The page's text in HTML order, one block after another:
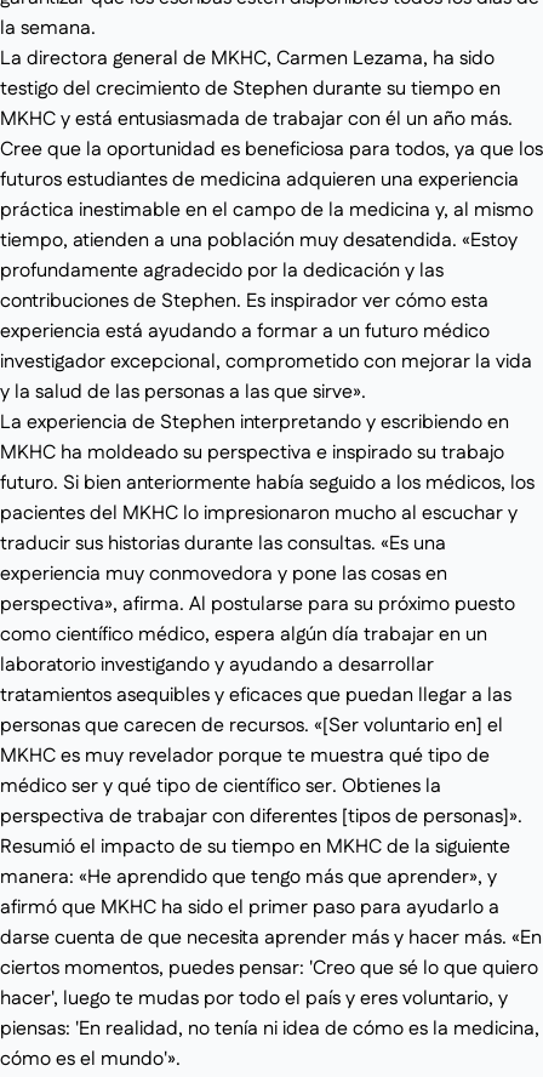
la semana.
La directora general de MKHC, Carmen Lezama, ha sido
testigo del crecimiento de Stephen durante su tiempo en
MKHC y está entusiasmada de trabajar con él un año más.
Cree que la oportunidad es beneficiosa para todos, ya que los
futuros estudiantes de medicina adquieren una experiencia
práctica inestimable en el campo de la medicina y, al mismo
tiempo, atienden a una población muy desatendida. «Estoy
profundamente agradecido por la dedicación y las
contribuciones de Stephen. Es inspirador ver cómo esta
experiencia está ayudando a formar a un futuro médico
investigador excepcional, comprometido con mejorar la vida
y la salud de las personas a las que sirve».
La experiencia de Stephen interpretando y escribiendo en
MKHC ha moldeado su perspectiva e inspirado su trabajo
futuro. Si bien anteriormente había seguido a los médicos, los
pacientes del MKHC lo impresionaron mucho al escuchar y
traducir sus historias durante las consultas. «Es una
experiencia muy conmovedora y pone las cosas en
perspectiva», afirma. Al postularse para su próximo puesto
como científico médico, espera algún día trabajar en un
laboratorio investigando y ayudando a desarrollar
tratamientos asequibles y eficaces que puedan llegar a las
personas que carecen de recursos. «[Ser voluntario en] el
MKHC es muy revelador porque te muestra qué tipo de
médico ser y qué tipo de científico ser. Obtienes la
perspectiva de trabajar con diferentes [tipos de personas]».
Resumió el impacto de su tiempo en MKHC de la siguiente
manera: «He aprendido que tengo más que aprender», y
afirmó que MKHC ha sido el primer paso para ayudarlo a
darse cuenta de que necesita aprender más y hacer más. «En
ciertos momentos, puedes pensar: 'Creo que sé lo que quiero
hacer', luego te mudas por todo el país y eres voluntario, y
piensas: 'En realidad, no tenía ni idea de cómo es la medicina,
cómo es el mundo'».